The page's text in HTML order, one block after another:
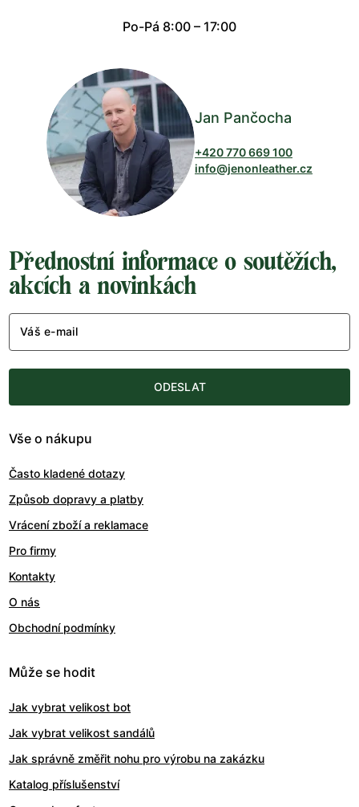
Po-Pá 8:00 – 17:00
Jan Pančocha
+420 770 669 100
info@jenonleather.cz
Přednostní informace o soutěžích,
akcích a novinkách
Váš e-mail
ODESLAT
Vše o nákupu
Často kladené dotazy
Způsob dopravy a platby
Vrácení zboží a reklamace
Pro firmy
Kontakty
O nás
Obchodní podmínky
Může se hodit
Jak vybrat velikost bot
Jak vybrat velikost sandálů
Jak správně změřit nohu pro výrobu na zakázku
Katalog příslušenství